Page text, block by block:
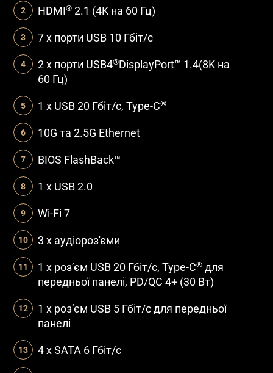
HDMI® 2.1 (4K на 60 Гц)​
7 x порти USB 10 Гбіт/с
2 x порти USB4® DisplayPort™ 1.4(8K на
60 Гц)​
1 x USB 20 Гбіт/с, Type-C®
10G та 2.5G Ethernet
BIOS FlashBack™
1 x USB 2.0
Wi-Fi 7
3 x аудіороз'єми
1 x роз’єм USB 20 Гбіт/с, Type-C® для
передньої панелі, PD/QC 4+ (30 Вт)
1 x роз’єм USB 5 Гбіт/с для передньої
панелі
4 x SATA 6 Гбіт/с